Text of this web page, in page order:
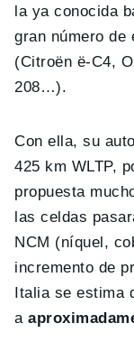
la ya conocida
gran número de
(Citroën ë-C4,
208…).
Con ella, su
425 km WLTP,
propuesta
las celdas
NCM (níquel,
incremento de
Italia se estima
a